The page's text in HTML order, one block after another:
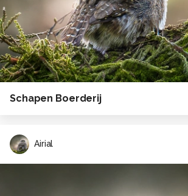
Schapen Boerderij
Airial